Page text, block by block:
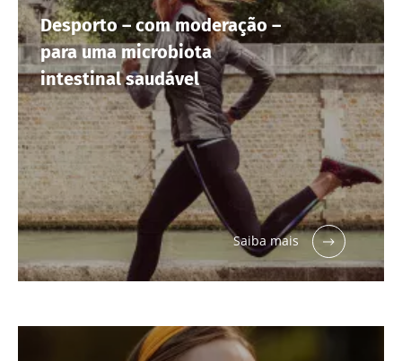
Desporto – com moderação –
para uma microbiota
intestinal saudável
Saiba mais